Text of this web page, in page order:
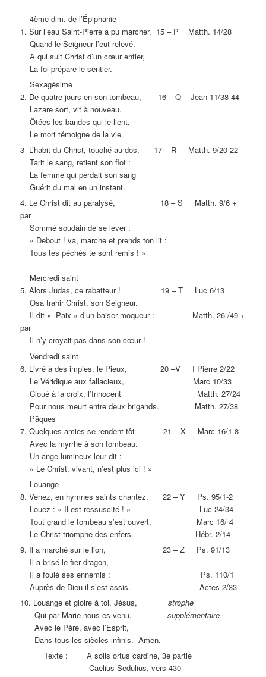
4ème dim. de l’Épiphanie
1. Sur l’eau Saint-Pierre a pu marcher, 15 – P Matth. 14/28
Quand le Seigneur l’eut relevé.
A qui suit Christ d’un cœur entier,
La foi prépare le sentier.
Sexagésime
2. De quatre jours en son tombeau, 16 – Q Jean 11/38-44
Lazare sort, vit à nouveau.
Ôtées les bandes qui le lient,
Le mort témoigne de la vie.
3 L’habit du Christ, touché au dos, 17 – R Matth. 9/20-22
Tarit le sang, retient son flot :
La femme qui perdait son sang
Guérit du mal en un instant.
4. Le Christ dit au paralysé, 18 – S Matth. 9/6 +
par
Sommé soudain de se lever :
« Debout ! va, marche et prends ton lit :
Tous tes péchés te sont remis ! »
Mercredi saint
5. Alors Judas, ce rabatteur ! 19 – T Luc 6/13
Osa trahir Christ, son Seigneur.
Il dit « Paix » d’un baiser moqueur : Matth. 26 /49 +
par
Il n’y croyait pas dans son cœur !
Vendredi saint
6. Livré à des impies, le Pieux, 20 –V I Pierre 2/22
Le Véridique aux fallacieux, Marc 10/33
Cloué à la croix, l’Innocent Matth. 27/24
Pour nous meurt entre deux brigands. Matth. 27/38
Pâques
7. Quelques amies se rendent tôt 21 – X Marc 16/1-8
Avec la myrrhe à son tombeau.
Un ange lumineux leur dit :
« Le Christ, vivant, n’est plus ici ! »
Louange
8. Venez, en hymnes saints chantez, 22 – Y Ps. 95/1-2
Louez : « Il est ressuscité ! » Luc 24/34
Tout grand le tombeau s’est ouvert, Marc 16/ 4
Le Christ triomphe des enfers. Hébr. 2/14
9. Il a marché sur le lion, 23 – Z Ps. 91/13
Il a brisé le fier dragon,
Il a foulé ses ennemis : Ps. 110/1
Auprès de Dieu il s’est assis. Actes 2/33
10. Louange et gloire à toi, Jésus,strophe
Qui par Marie nous es venu,
supplémentaire
Avec le Père, avec l’Esprit,
Dans tous les siècles infinis. Amen.
Texte : A solis ortus cardine, 3e partie
Caelius Sedulius, vers 430